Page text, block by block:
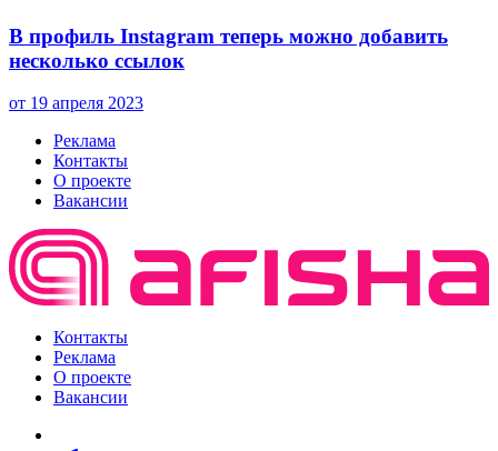
В профиль Instagram теперь можно добавить
несколько ссылок
от 19 апреля 2023
Реклама
Контакты
О проекте
Вакансии
Контакты
Реклама
О проекте
Вакансии